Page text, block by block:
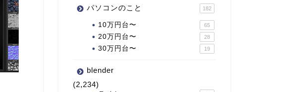
パソコンのこと 182
10万円台〜 65
20万円台〜 28
30万円台〜 19
blender
(2,234)